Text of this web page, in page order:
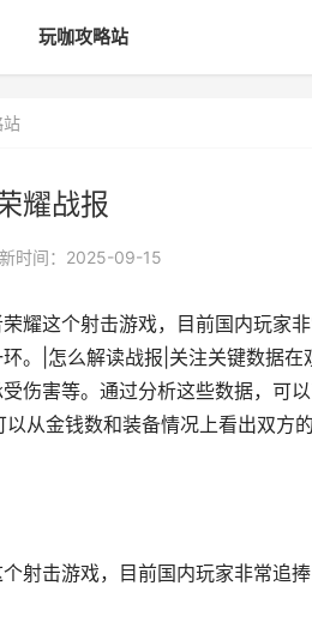
玩咖攻略站
站
耀战报
时间：2025-09-15
耀这个射击游戏，目前国内玩家
。|怎么解读战报|关注关键数据
伤害等。通过分析这些数据，可
以从金钱数和装备情况上看出双方
射击游戏，目前国内玩家非常追